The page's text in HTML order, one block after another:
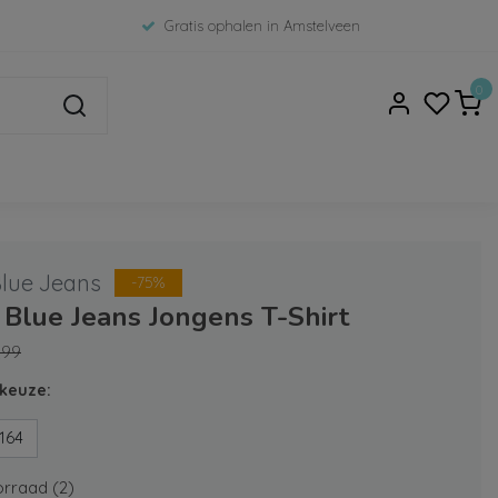
Gratis ophalen in Amstelveen
0
Jeans -75%
Jeans Jongens T-Shirt
164
(2)